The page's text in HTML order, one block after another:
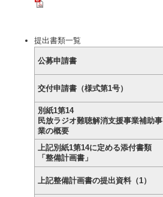
提出書類一覧
公募申請書
交付申請書（様式第1号）
別紙1第14
民放ラジオ難聴解消支援事業補助事
業の概要
上記別紙1第14に定める添付書類
「整備計画書」
上記整備計画書の提出資料（1）